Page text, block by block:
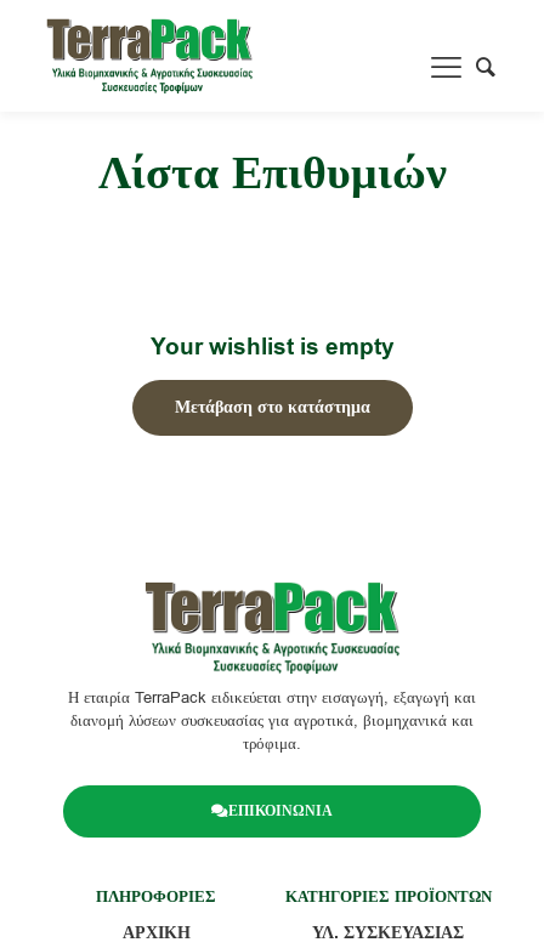
Λίστα Επιθυμιών
Your wishlist is empty
Μετάβαση στο κατάστημα
Η εταιρία TerraPack ειδικεύεται στην εισαγωγή, εξαγωγή και
διανομή λύσεων συσκευασίας για αγροτικά, βιομηχανικά και
τρόφιμα.
ΕΠΙΚΟΙΝΩΝΙΑ
ΠΛΗΡΟΦΟΡΙΕΣ
ΑΡΧΙΚΗ
ΚΑΤΗΓΟΡΙΕΣ ΠΡΟΪΟΝΤΩΝ
ΥΛ. ΣΥΣΚΕΥΑΣΙΑΣ